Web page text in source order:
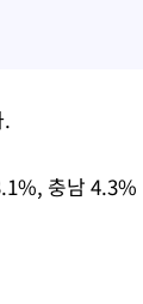
.
충남 4.3%